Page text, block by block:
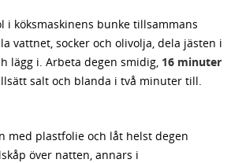
i köksmaskinens bunke tillsammans
vattnet, socker och olivolja, dela jästen i
lägg i. Arbeta degen smidig, 16 minuter
salt och blanda i två minuter till.
med plastfolie och låt helst degen
över natten, annars i